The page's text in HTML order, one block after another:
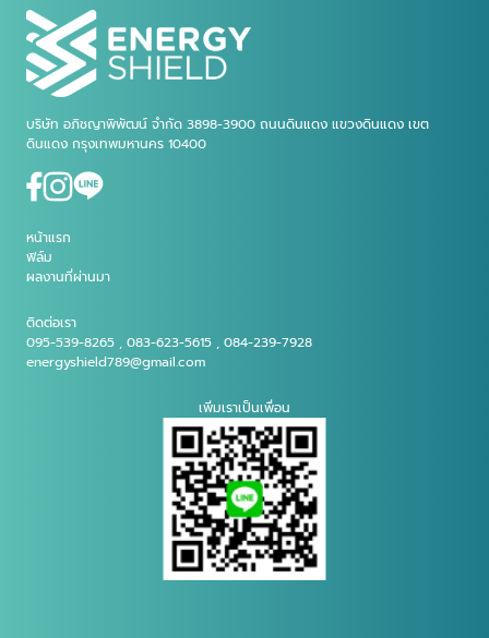
บริษัท อภิชญาพิพัฒน์ จำกัด 3898-3900 ถนนดินแดง แขวงดินแดง เขต
ดินแดง กรุงเทพมหานคร 10400
หน้าแรก
ฟิล์ม
ผลงานที่ผ่านมา
ติดต่อเรา
095-539-8265 , 083-623-5615 , 084-239-7928
energyshield789@gmail.com
เพิ่มเราเป็นเพื่อน